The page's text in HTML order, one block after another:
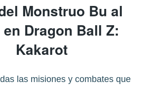
Monstruo Bu al
en Dragon Ball Z:
Kakarot
las misiones y combates que